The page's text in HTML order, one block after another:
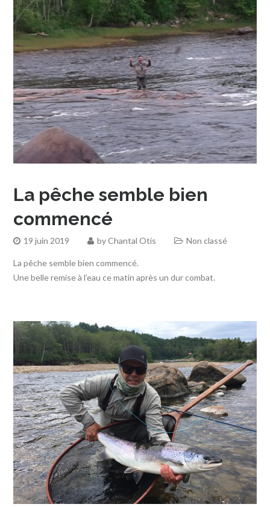
La pêche semble bien
commencé
19 juin 2019 byChantal Otis Non classé
La pêche semble bien commencé.
Une belle remise à l’eau ce matin après un dur combat.